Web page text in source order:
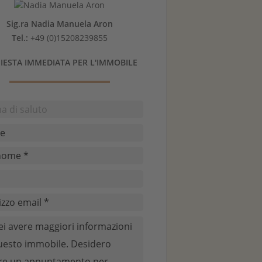
Sig.ra Nadia Manuela Aron
Tel.: +49 (0)15208239855
IMMEDIATA PER L'IMMOBILE